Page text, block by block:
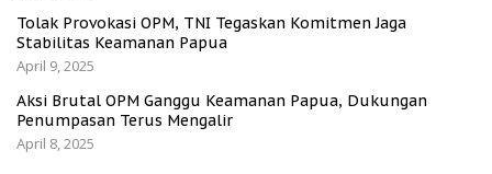
Tolak Provokasi OPM, TNI Tegaskan Komitmen Jaga
Stabilitas Keamanan Papua
April 9, 2025
Aksi Brutal OPM Ganggu Keamanan Papua, Dukungan
Penumpasan Terus Mengalir
April 8, 2025